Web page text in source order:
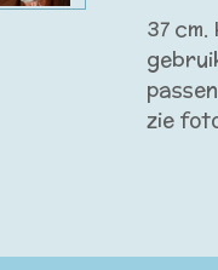
37
zie